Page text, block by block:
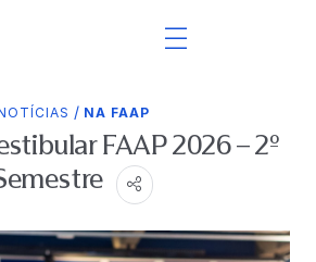
/ NA FAAP
FAAP 2026 – 2º